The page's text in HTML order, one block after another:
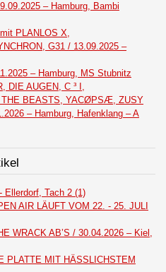
– Hamburg, Bambi
PLANLOS X,
G31 / 13.09.2025 –
– Hamburg, MS Stubnitz
DIE AUGEN, C ³ I,
THE BEASTS, YACØPSÆ, ZUSY
– Hamburg, Hafenklang – A
Ellerdorf, Tach 2 (1)
AIR LÄUFT VOM 22. - 25. JULI
WRACK AB’S / 30.04.2026 – Kiel,
PLATTE MIT HÄSSLICHSTEM